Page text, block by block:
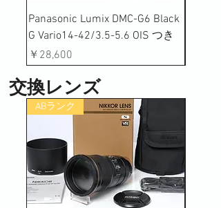
Panasonic Lumix DMC-G6 Black
G Vario14-42/3.5-5.6 OIS つき
価格
￥28,600
ABランク
交換レンズ